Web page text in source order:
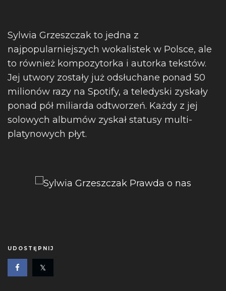
Sylwia Grzeszczak to jedna z
najpopularniejszych wokalistek w Polsce, ale
to również kompozytorka i autorka tekstów.
Jej utwory zostały już odsłuchane ponad 50
milionów razy na Spotify, a teledyski zyskały
ponad pół miliarda odtworzeń. Każdy z jej
solowych albumów zyskał statusy multi-
platynowych płyt.
UDOSTĘPNIJ